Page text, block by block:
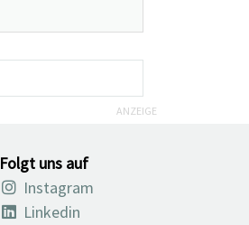
ANZEIGE
Folgt uns auf
Instagram
Linkedin